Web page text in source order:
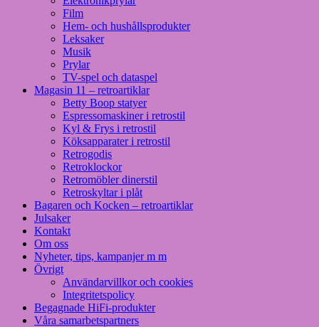
Film
Hem- och hushållsprodukter
Leksaker
Musik
Prylar
TV-spel och dataspel
Magasin 11 – retroartiklar
Betty Boop statyer
Espressomaskiner i retrostil
Kyl & Frys i retrostil
Köksapparater i retrostil
Retrogodis
Retroklockor
Retromöbler dinerstil
Retroskyltar i plåt
Bagaren och Kocken – retroartiklar
Julsaker
Kontakt
Om oss
Nyheter, tips, kampanjer m m
Övrigt
Användarvillkor och cookies
Integritetspolicy
Begagnade HiFi-produkter
Våra samarbetspartners